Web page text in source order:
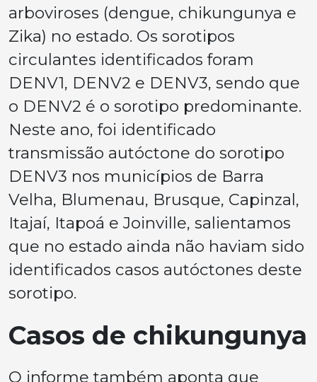
arboviroses (dengue, chikungunya e
Zika) no estado. Os sorotipos
circulantes identificados foram
DENV1, DENV2 e DENV3, sendo que
o DENV2 é o sorotipo predominante.
Neste ano, foi identificado
transmissão autóctone do sorotipo
DENV3 nos municípios de Barra
Velha, Blumenau, Brusque, Capinzal,
Itajaí, Itapoá e Joinville, salientamos
que no estado ainda não haviam sido
identificados casos autóctones deste
sorotipo.
Casos de chikungunya
O informe também aponta que